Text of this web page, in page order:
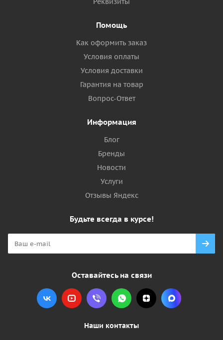
Помощь
Как оформить заказ
Условия оплаты
Условия доставки
Гарантия на товар
Вопрос-Ответ
Информация
Блог
Бренды
Новости
Услуги
Отзывы Яндекс
Будьте всегда в курсе!
Оставайтесь на связи
Наши контакты